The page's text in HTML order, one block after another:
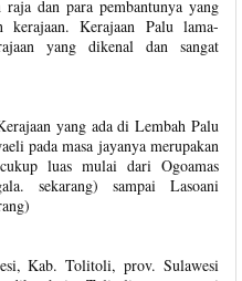
dan para pembantunya yang
kerajaan. Kerajaan Palu lama-
yang dikenal dan sangat
yang ada di Lembah Palu
pada masa jayanya merupakan
luas mulai dari Ogoamas
sekarang) sampai Lasoani
Kab. Tolitoli, prov. Sulawesi